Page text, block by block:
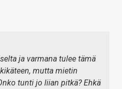
ja varmana tulee tämä
mutta mietin
tunti jo liian pitkä? Ehkä